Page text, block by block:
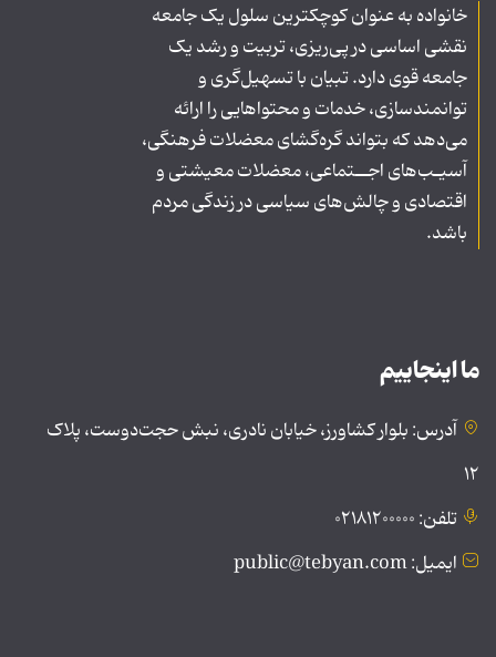
خانواده به عنوان کوچکترین سلول یک جامعه
نقشی اساسی در پی‌ریزی، تربیت و رشد یک
جامعه قوی دارد. تبیان با تسهیل‌گری و
توانمندسازی، خدمات و محتواهایی را ارائه
می‌دهد که بتواند گره‌گشای معضلات فرهنگی،
آسیـب‌های اجــتماعی، معضلات معیشتی و
اقتصادی و چالش‌های سیاسی در زندگی مردم
باشد.
ما اینجاییم
آدرس: بلوار کشاورز، خیابان نادری، نبش حجت‌دوست، پلاک
۱۲
تلفن: ۰۲۱۸۱۲۰۰۰۰۰
ایمیل: public@tebyan.com